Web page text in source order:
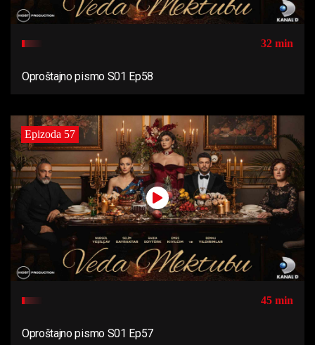
32 min
Oproštajno pismo S01 Ep58
Epizoda 57
45 min
Oproštajno pismo S01 Ep57